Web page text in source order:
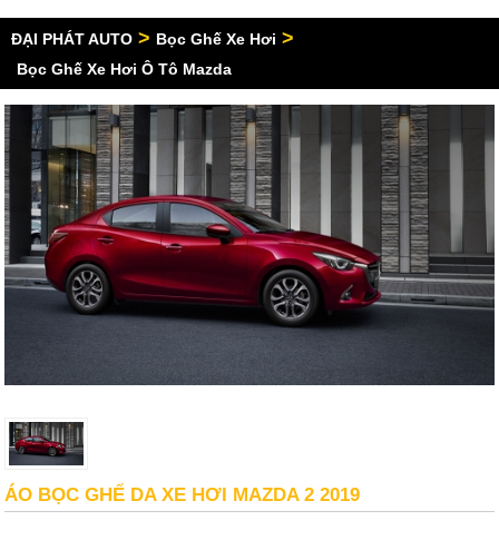
ĐẠI PHÁT AUTO > Bọc Ghế Xe Hơi >
Bọc Ghế Xe Hơi Ô Tô Mazda
ÁO BỌC GHẾ DA XE HƠI MAZDA 2 2019